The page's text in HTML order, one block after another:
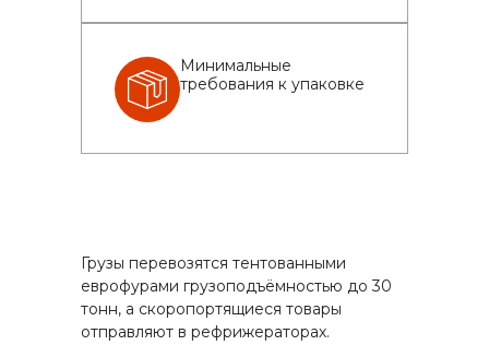
Минимальные
требования к упаковке
Грузы перевозятся тентованными
еврофурами грузоподъёмностью до 30
тонн, а скоропортящиеся товары
отправляют в рефрижераторах.